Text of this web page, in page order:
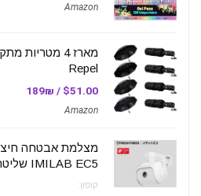
Amazon
מארז 4
Repel
$51.00 / 189₪
Amazon
מצלמת אבטחה
IMILAB EC5 שליטה מרחוק
קופון: